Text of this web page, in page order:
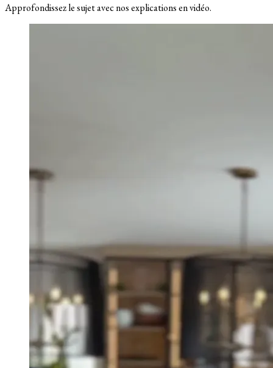
Approfondissez le sujet avec nos explications en vidéo.